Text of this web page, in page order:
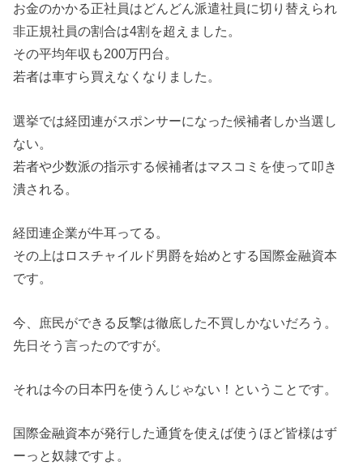
お金のかかる正社員はどんどん派遣社員に切り替えられ
非正規社員の割合は4割を超えました。
その平均年収も200万円台。
若者は車すら買えなくなりました。
選挙では経団連がスポンサーになった候補者しか当選し
ない。
若者や少数派の指示する候補者はマスコミを使って叩き
潰される。
経団連企業が牛耳ってる。
その上はロスチャイルド男爵を始めとする国際金融資本
です。
今、庶民ができる反撃は徹底した不買しかないだろう。
先日そう言ったのですが。
それは今の日本円を使うんじゃない！ということです。
国際金融資本が発行した通貨を使えば使うほど皆様はず
ーっと奴隷ですよ。